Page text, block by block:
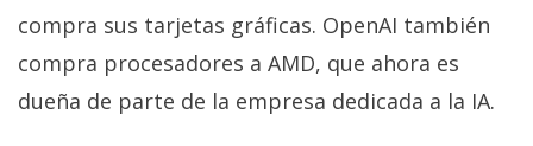
compra sus tarjetas gráficas. OpenAI también
compra procesadores a AMD, que ahora es
dueña de parte de la empresa dedicada a la IA.